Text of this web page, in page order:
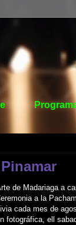
de Madariaga a
a la
cada mes de
fotográfica, ell